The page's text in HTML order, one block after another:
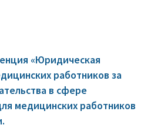
«Юридическая
работников за
в сфере
медицинских работников